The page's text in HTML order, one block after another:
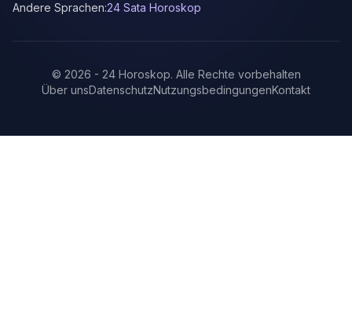
Andere Sprachen:24 Sata Horoskop
© 2026 - 24 Horoskop. Alle Rechte vorbehalten
Über unsDatenschutzNutzungsbedingungenKontakt